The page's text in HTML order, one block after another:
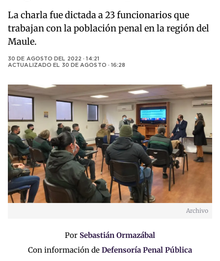
La charla fue dictada a 23 funcionarios que
trabajan con la población penal en la región del
Maule.
30 DE AGOSTO DEL 2022 · 14:21
ACTUALIZADO EL 30 DE AGOSTO · 16:28
Archivo
Por Sebastián Ormazábal
Con información de Defensoría Penal Pública